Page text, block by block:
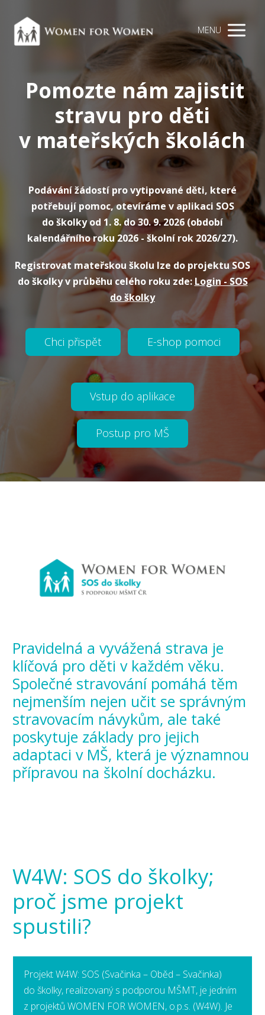
MENU
Pomozte nám zajistit
stravu pro děti
v mateřských školách
Podávání žádostí pro vytipované děti, které
potřebují pomoc, otevíráme v aplikaci SOS
do školky od 1. 8. do 30. 9. 2026 (období
kalendářního roku 2026 - školní rok 2026/27).
Registrovat mateřskou školu lze do projektu SOS
do školky v průběhucelého roku zde: Login - SOS
do školky
Chci přispět E-shop pomoci
Vstup do aplikace
Postup pro MŠ
Pravidelná a vyvážená strava je
klíčová pro děti v každém věku.
Společné stravování pomáhá těm
nejmenším nejen učit se správným
stravovacím návykům, ale také
poskytuje základy pro jejich
adaptaci v MŠ, která je významnou
přípravou na školní docházku.
W4W: SOS do školky;
proč jsme projekt
spustili?
Projekt W4W: SOS (Svačinka – Oběd – Svačinka)
do školky, realizovaný s podporou MŠMT, je jedním
z projektů WOMEN FOR WOMEN, o.p.s. (W4W). Je